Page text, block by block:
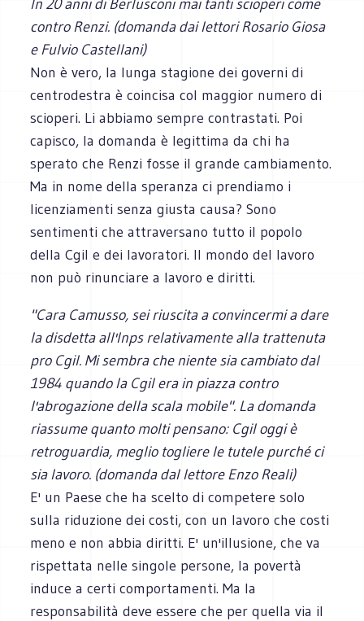
In 20 anni di Berlusconi mai tanti scioperi come
contro Renzi. (domanda dai lettori Rosario Giosa
e Fulvio Castellani)
Non è vero, la lunga stagione dei governi di
centrodestra è coincisa col maggior numero di
scioperi. Li abbiamo sempre contrastati. Poi
capisco, la domanda è legittima da chi ha
sperato che Renzi fosse il grande cambiamento.
Ma in nome della speranza ci prendiamo i
licenziamenti senza giusta causa? Sono
sentimenti che attraversano tutto il popolo
della Cgil e dei lavoratori. Il mondo del lavoro
non può rinunciare a lavoro e diritti.
"Cara Camusso, sei riuscita a convincermi a dare
la disdetta all'Inps relativamente alla trattenuta
pro Cgil. Mi sembra che niente sia cambiato dal
1984 quando la Cgil era in piazza contro
l'abrogazione della scala mobile". La domanda
riassume quanto molti pensano: Cgil oggi è
retroguardia, meglio togliere le tutele purché ci
sia lavoro. (domanda dal lettore Enzo Reali)
E' un Paese che ha scelto di competere solo
sulla riduzione dei costi, con un lavoro che costi
meno e non abbia diritti. E' un'illusione, che va
rispettata nelle singole persone, la povertà
induce a certi comportamenti. Ma la
responsabilità deve essere che per quella via il